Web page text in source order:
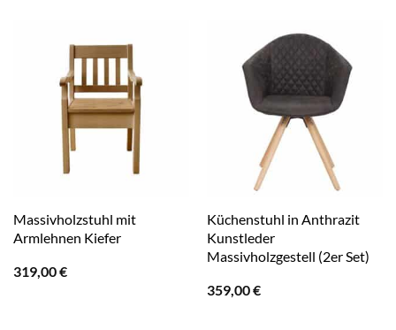
Massivholzstuhl mit
Armlehnen Kiefer
319,00€
Küchenstuhl in Anthrazit
Kunstleder
Massivholzgestell (2er Set)
359,00€